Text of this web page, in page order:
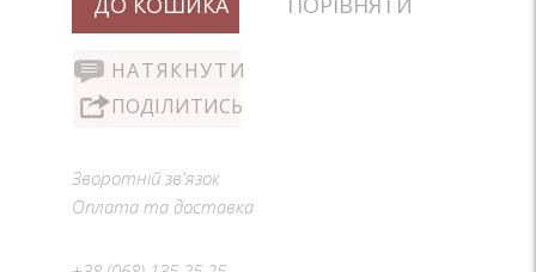
НАТЯКНУТИ
ПОДІЛИТИСЬ
Зворотній зв'язок
Оплата та доставка